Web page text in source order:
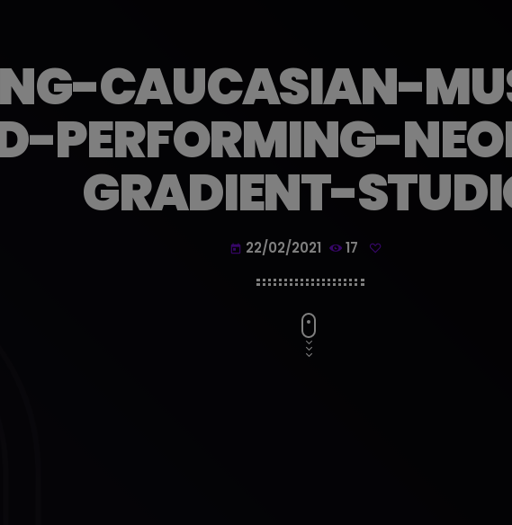
CAUCASIAN-
PERFORMING-
GRADIENT-
today 22/02/2021 17